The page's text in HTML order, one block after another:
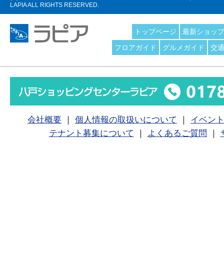
LAPIA ALL RIGHTS RESERVED.
最新ショッ
トップページ
交
グルメガイド
フロアガイド
会社概要 ｜ 個人情報の取扱いについて ｜ イベン
テナント募集について ｜ よくあるご質問 ｜